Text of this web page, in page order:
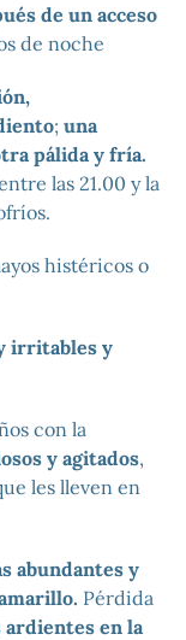
de un acceso
de noche
; una
pálida y fría.
las 21.00 y la
histéricos o
irritables y
con la
y agitados,
les lleven en
abundantes y
Pérdida
ardientes en la